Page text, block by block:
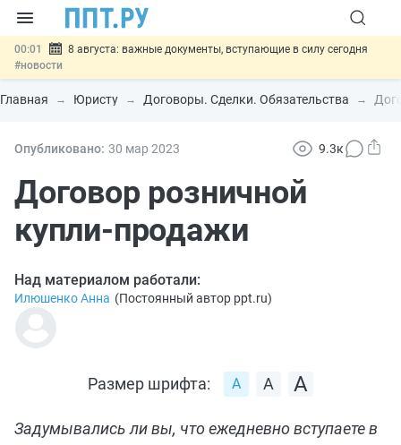
00:01
8 августа: важные документы, вступающие в силу сегодня
#новости
07.08 Подписан закон о блокировке продажи опасных товаров через
«Честный знак»#новости
07.08 Госпошлину за устранение ошибок в документах предлагают
07.08
Разработают единые критерии трудовых и ГПХ-
отношений #новости
Главная Юристу Договоры. Сделки. Обязательства
Опубликовано: 30 мар 2023 9.3к
Договор розничной
купли-продажи
Над материалом работали:
Илюшенко Анна (Постоянный автор ppt.ru)
Размер шрифта:
Задумывались ли вы, что ежедневно вступаете в